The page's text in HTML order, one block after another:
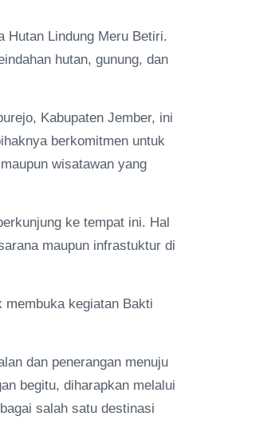
Hutan Lindung Meru Betiri.
hutan, gunung, dan
Kabupaten Jember, ini
berkomitmen untuk
wisatawan yang
ke tempat ini. Hal
maupun infrastuktur di
membuka kegiatan Bakti
dan penerangan menuju
begitu, diharapkan melalui
salah satu destinasi